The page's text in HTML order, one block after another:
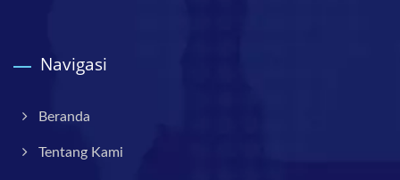
Navigasi
Beranda
Tentang Kami